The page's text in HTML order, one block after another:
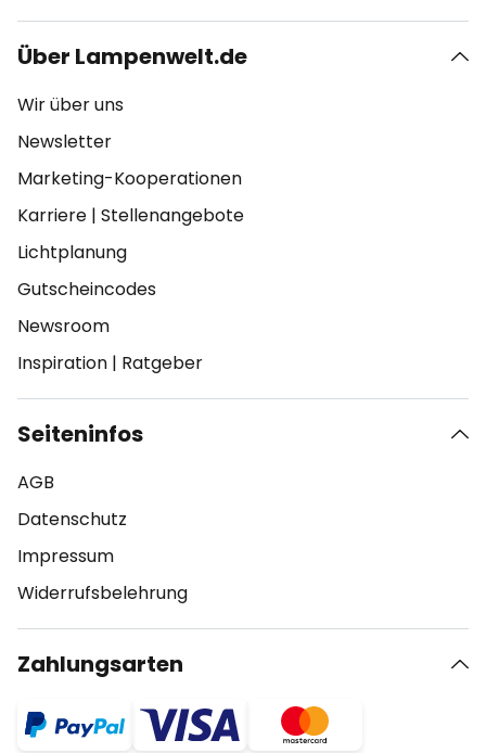
Über Lampenwelt.de
Wir über uns
Newsletter
Marketing-Kooperationen
Karriere | Stellenangebote
Lichtplanung
Gutscheincodes
Newsroom
Inspiration | Ratgeber
Seiteninfos
AGB
Datenschutz
Impressum
Widerrufsbelehrung
Zahlungsarten